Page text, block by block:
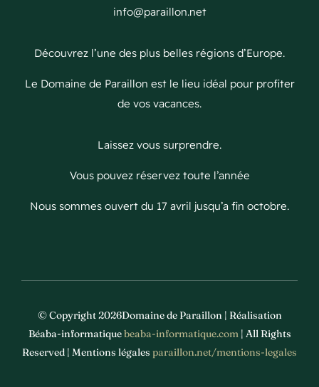
info@paraillon.net
Découvrez l’une des plus belles régions d’Europe.
Le Domaine de Paraillon est le lieu idéal pour profiter
de vos vacances.
Laissez vous surprendre.
Vous pouvez réservez toute l’année
Nous sommes ouvert du 17 avril jusqu’a fin octobre.
© Copyright 2026Domaine de Paraillon | Réalisation
Béaba-informatiquebeaba-informatique.com| All Rights
Reserved | Mentions légales paraillon.net/mentions-legales